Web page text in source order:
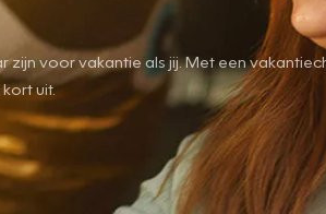
voor vakantie als jij. Met een
uit.